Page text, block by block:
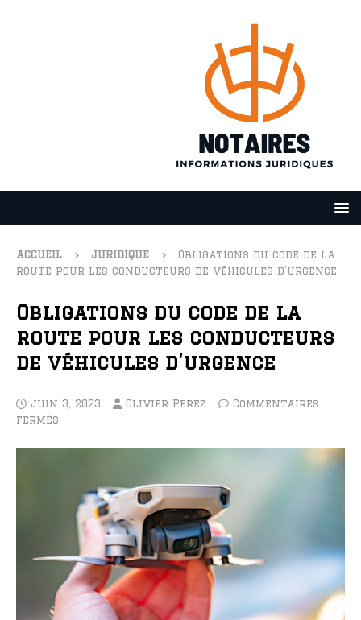
ACCUEIL JURIDIQUE
Obligations du code de la
route pour les conducteurs de véhicules d’urgence
Obligations du code de la
route pour les conducteurs
de véhicules d’urgence
juin 3, 2023 Olivier Perez
Commentaires
fermés